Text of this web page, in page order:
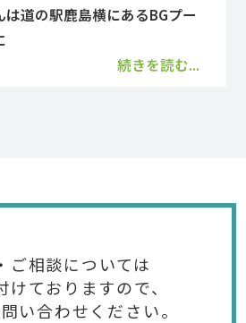
道の駅鹿島横にあるBGプー
続きを読む...
ご相談については
けておりますので、
い合わせください。